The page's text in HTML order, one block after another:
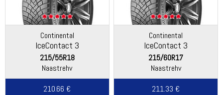
Continental
IceContact 3
215/55R18
Naastrehv
210.66 €
Continental
IceContact 3
215/60R17
Naastrehv
211.33 €